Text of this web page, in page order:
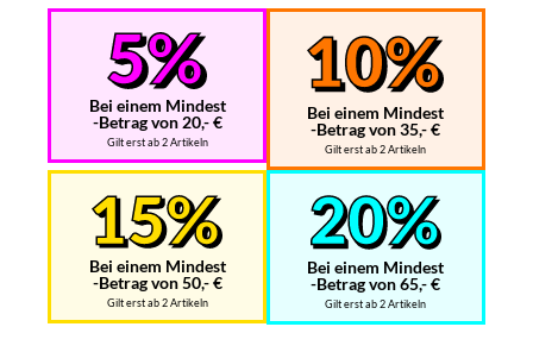
Bei einem Mindest
-Betrag von 20,- €
Gilt erst ab 2 Artikeln
Bei einem Mindest
-Betrag von 35,- €
Gilt erst ab 2 Artikeln
Bei einem Mindest
-Betrag von 50,- €
Gilt erst ab 2 Artikeln
Bei einem Mindest
-Betrag von 65,- €
Gilt erst ab 2 Artikeln